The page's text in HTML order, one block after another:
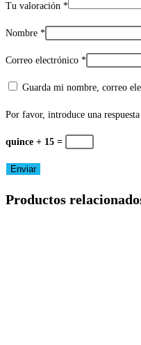
Tu valoración *
Nombre *
Correo electrónico *
Guarda mi nombre, correo
Por favor, introduce una
quince + 15 =
Productos